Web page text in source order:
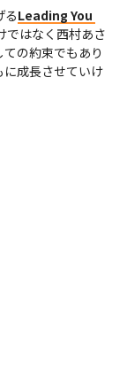
るLeading You
ではなく西村あさ
の約束でもあり
に成長させていけ